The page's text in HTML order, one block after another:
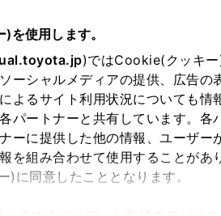
を使用します。
)ではCookie(クッキ
ーシャルメディアの提供、広告の
よるサイト利用状況についても情
パートナーと共有しています。各
ーに提供した他の情報、ユーザー
を組み合わせて使用することがあ
に同意したこととなります。